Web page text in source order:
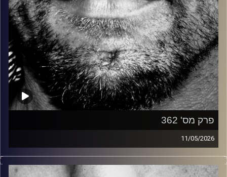
פרק מס' 362
11/05/2026
זיפים, מוזיקה מחוספסת של הופעות חיות. הרבה ג'אם, רוק,
בלוז, bluegrass, ג'אז, Fאנק, פרוגרסיב ואפילו אלקטרוניקה.